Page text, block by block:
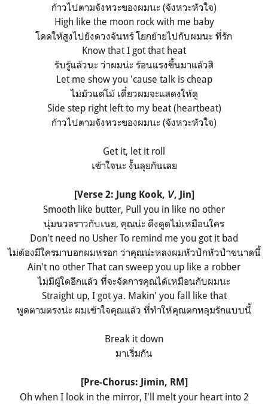
ก้าวไปตามจังหวะของผมนะ (จังหวะหัวใจ)
High like the moon rock with me baby
โดดให้สูงไปยังดวงจันทร์ โยกย้ายไปกับผมนะ ที่รัก
Know that I got that heat
รับรู้แล้วนะ ว่าผมน่ะ ร้อนแรงขึ้นมาแล้วสิ
Let me show you 'cause talk is cheap
ไม่มัวแต่โม้ เดี๋ยวผมจะแสดงให้ดู
Side step right left to my beat (heartbeat)
ก้าวไปตามจังหวะของผมนะ (จังหวะหัวใจ)
Get it, let it roll
เข้าใจนะ งั้นลุยกันเลย
[Verse 2: Jung Kook, V, Jin]
Smooth like butter, Pull you in like no other
นุ่มนวลราวกับเนย, คุณน่ะ ดึงดูดไม่เหมือนใคร
Don't need no Usher To remind me you got it bad
ไม่ต้องมีใครมาบอกผมหรอก ว่าคุณน่ะหลงผมหัวปักหัวปำขนาดนี้
Ain't no other That can sweep you up like a robber
ไม่มีผู้ใดอีกแล้ว ที่จะจัดการคุณได้เหมือนกับผมนะ
Straight up, I got ya. Makin' you fall like that
พูดตามตรงน่ะ ผมเข้าใจคุณแล้ว ที่ทำให้คุณตกหลุมรักแบบนี้
Break it down
มาเริ่มกัน
[Pre-Chorus: Jimin, RM]
Oh when I look in the mirror, I'll melt your heart into 2